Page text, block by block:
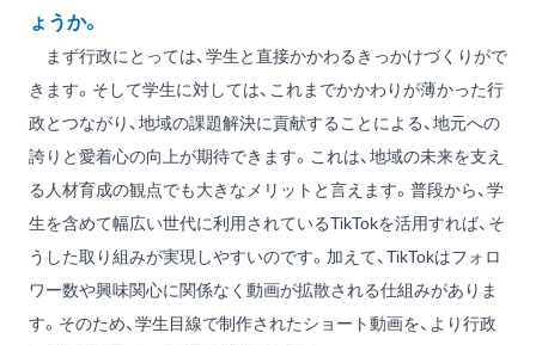
ょうか。
まず行政にとっては、学生と直接かかわるきっかけづくりがで
きます。そして学生に対しては、これまでかかわりが薄かった行
政とつながり、地域の課題解決に貢献することによる、地元への
誇りと愛着心の向上が期待できます。これは、地域の未来を支え
る人材育成の観点でも大きなメリットと言えます。普段から、学
生を含めて幅広い世代に利用されているTikTokを活用すれば、そ
うした取り組みが実現しやすいのです。加えて、TikTokはフォロ
ワー数や興味関心に関係なく動画が拡散される仕組みがありま
す。そのため、学生目線で制作されたショート動画を、より行政